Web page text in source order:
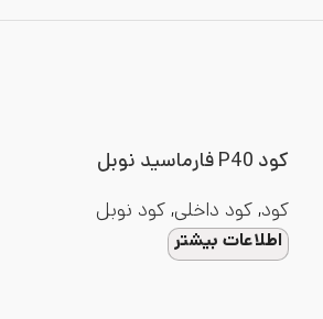
کود P40 فارماسید نوبل
کود,کود داخلی,کود نوبل
اطلاعات بیشتر